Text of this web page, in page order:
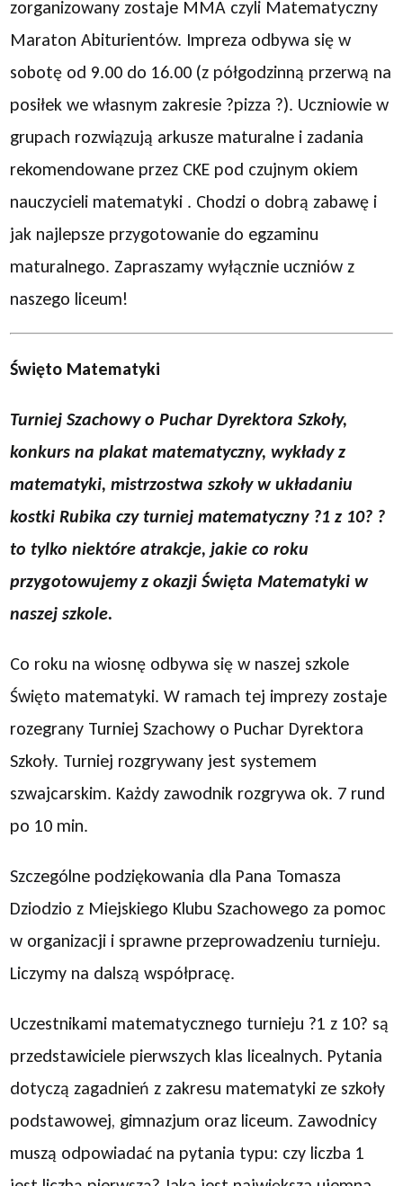
zorganizowany zostaje MMA czyli Matematyczny
Maraton Abiturientów. Impreza odbywa się w
sobotę od 9.00 do 16.00 (z półgodzinną przerwą na
posiłek we własnym zakresie ?pizza ?). Uczniowie w
grupach rozwiązują arkusze maturalne i zadania
rekomendowane przez CKE pod czujnym okiem
nauczycieli matematyki . Chodzi o dobrą zabawę i
jak najlepsze przygotowanie do egzaminu
maturalnego. Zapraszamy wyłącznie uczniów z
naszego liceum!
Święto Matematyki
Turniej Szachowy o Puchar Dyrektora Szkoły,
konkurs na plakat matematyczny, wykłady z
matematyki, mistrzostwa szkoły w układaniu
kostki Rubika czy turniej matematyczny ?1 z 10? ?
to tylko niektóre atrakcje, jakie co roku
przygotowujemy z okazji Święta Matematyki w
naszej szkole.
Co roku na wiosnę odbywa się w naszej szkole
Święto matematyki. W ramach tej imprezy zostaje
rozegrany Turniej Szachowy o Puchar Dyrektora
Szkoły. Turniej rozgrywany jest systemem
szwajcarskim. Każdy zawodnik rozgrywa ok. 7 rund
po 10 min.
Szczególne podziękowania dla Pana Tomasza
Dziodzio z Miejskiego Klubu Szachowego za pomoc
w organizacji i sprawne przeprowadzeniu turnieju.
Liczymy na dalszą współpracę.
Uczestnikami matematycznego turnieju ?1 z 10? są
przedstawiciele pierwszych klas licealnych. Pytania
dotyczą zagadnień z zakresu matematyki ze szkoły
podstawowej, gimnazjum oraz liceum. Zawodnicy
muszą odpowiadać na pytania typu: czy liczba 1